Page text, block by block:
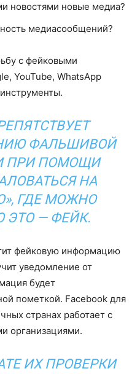
новостями новые медиа?
медиасообщений?
с фейковыми
YouTube, WhatsApp
ФАЛЬШИВОЙ
ПРИ ПОМОЩИ
НА
ГДЕ МОЖНО
ЭТО — ФЕЙК.
фейковую информацию
уведомление от
будет
пометкой. Facebook для
странах работает с
организациями.
ИХ ПРОВЕРКИ